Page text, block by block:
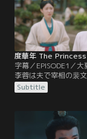
字幕／EPISODE1／大
李蓉は夫で宰相の裴
た関係が続いていた。
が病に伏せる中、誰を
る。対立の末に命を
裴文宣が目を覚ます
分に戻っていた。互
Subtitle